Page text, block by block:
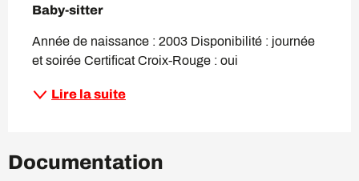
Baby-sitter
Année de naissance : 2003 Disponibilité : journée
et soirée Certificat Croix-Rouge : oui
Lire la suite
Documentation